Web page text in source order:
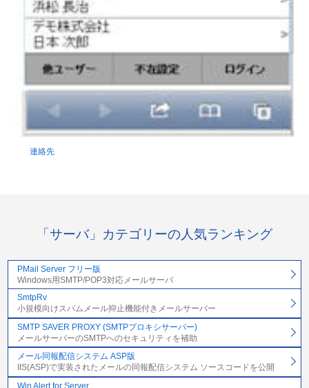
連絡先
「サーバ」カテゴリーの人気ランキング
PMail Server フリー版
Windows用SMTP/POP3対応メールサーバ
SmtpRv
小規模向けスパムメール抑止機能付きメールサーバー
SMTP SAVER PROXY (SMTPプロキシサーバー)
メールサーバーのSMTPへのセキュリティを補助
メール同報配信システム ASP版
IIS(ASP)で実装されたメールの同報配信システム ソースコードを公開
Win Alert for Server